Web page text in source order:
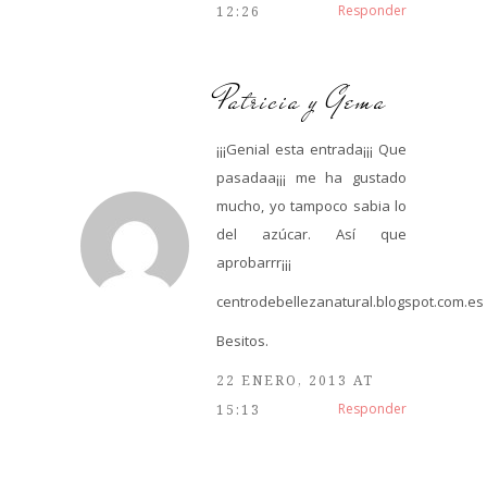
12:26
Responder
Patricia y Gema
¡¡¡Genial esta entrada¡¡¡ Que
pasadaa¡¡¡ me ha gustado
mucho, yo tampoco sabia lo
del azúcar. Así que
aprobarrr¡¡¡
centrodebellezanatural.blogspot.com.es
Besitos.
22 ENERO, 2013 AT
15:13
Responder